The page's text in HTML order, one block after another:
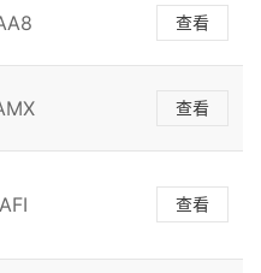
查看
查看
AFI 查看